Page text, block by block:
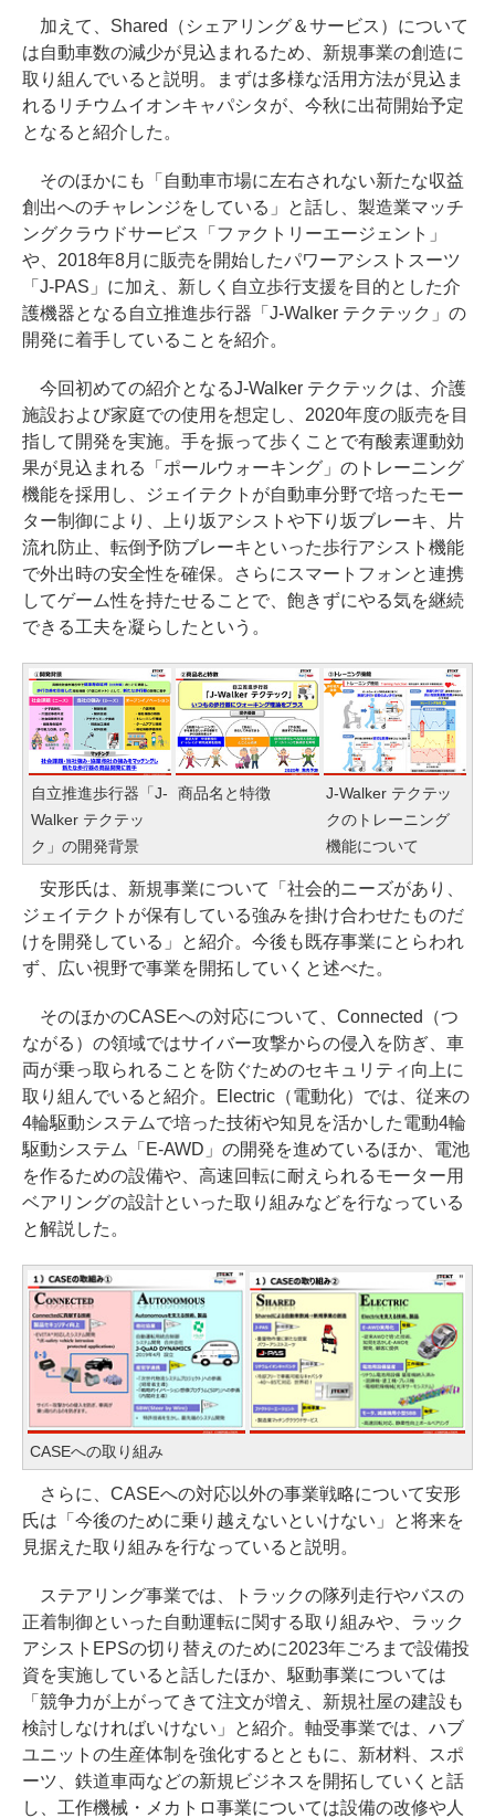
加えて、Shared（シェアリング＆サービス）について
は自動車数の減少が見込まれるため、新規事業の創造に
取り組んでいると説明。まずは多様な活用方法が見込ま
れるリチウムイオンキャパシタが、今秋に出荷開始予定
となると紹介した。
そのほかにも「自動車市場に左右されない新たな収益
創出へのチャレンジをしている」と話し、製造業マッチ
ングクラウドサービス「ファクトリーエージェント」
や、2018年8月に販売を開始したパワーアシストスーツ
「J-PAS」に加え、新しく自立歩行支援を目的とした介
護機器となる自立推進歩行器「J-Walker テクテック」の
開発に着手していることを紹介。
今回初めての紹介となるJ-Walker テクテックは、介護
施設および家庭での使用を想定し、2020年度の販売を目
指して開発を実施。手を振って歩くことで有酸素運動効
果が見込まれる「ポールウォーキング」のトレーニング
機能を採用し、ジェイテクトが自動車分野で培ったモー
ター制御により、上り坂アシストや下り坂ブレーキ、片
流れ防止、転倒予防ブレーキといった歩行アシスト機能
で外出時の安全性を確保。さらにスマートフォンと連携
してゲーム性を持たせることで、飽きずにやる気を継続
できる工夫を凝らしたという。
自立推進歩行器「J-
Walker テクテッ
ク」の開発背景
商品名と特徴
J-Walker テクテッ
クのトレーニング
機能について
安形氏は、新規事業について「社会的ニーズがあり、
ジェイテクトが保有している強みを掛け合わせたものだ
けを開発している」と紹介。今後も既存事業にとらわれ
ず、広い視野で事業を開拓していくと述べた。
そのほかのCASEへの対応について、Connected（つ
ながる）の領域ではサイバー攻撃からの侵入を防ぎ、車
両が乗っ取られることを防ぐためのセキュリティ向上に
取り組んでいると紹介。Electric（電動化）では、従来の
4輪駆動システムで培った技術や知見を活かした電動4輪
駆動システム「E-AWD」の開発を進めているほか、電池
を作るための設備や、高速回転に耐えられるモーター用
ベアリングの設計といった取り組みなどを行なっている
と解説した。
CASEへの取り組み
さらに、CASEへの対応以外の事業戦略について安形
氏は「今後のために乗り越えないといけない」と将来を
見据えた取り組みを行なっていると説明。
ステアリング事業では、トラックの隊列走行やバスの
正着制御といった自動運転に関する取り組みや、ラック
アシストEPSの切り替えのために2023年ごろまで設備投
資を実施していると話したほか、駆動事業については
「競争力が上がってきて注文が増え、新規社屋の建設も
検討しなければいけない」と紹介。軸受事業では、ハブ
ユニットの生産体制を強化するとともに、新材料、スポ
ーツ、鉄道車両などの新規ビジネスを開拓していくと話
し、工作機械・メカトロ事業については設備の改修や人